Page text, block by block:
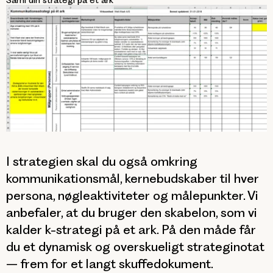
I strategien skal du også omkring
kommunikationsmål, kernebudskaber til hver
persona, nøgleaktiviteter og målepunkter. Vi
anbefaler, at du bruger den skabelon, som vi
kalder k-strategi på et ark. På den måde får
du et dynamisk og overskueligt strateginotat
– frem for et langt skuffedokument.